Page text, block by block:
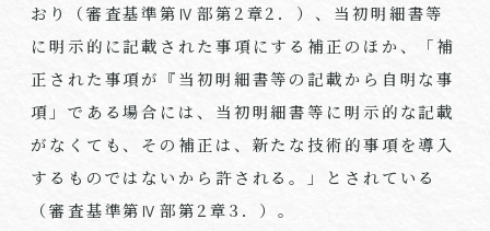
おり（審査基準第Ⅳ部第2章2 ．）、当初明細書等
に明示的に記載された事項にする補正のほか、「補
正された事項が『当初明細書等の記載から自明な事
項」である場合には、当初明細書等に明示的な記載
がなくても、その補正は、新たな技術的事項を導入
するものではないから許される。」とされている
（審査基準第Ⅳ部第2章3 ．）。